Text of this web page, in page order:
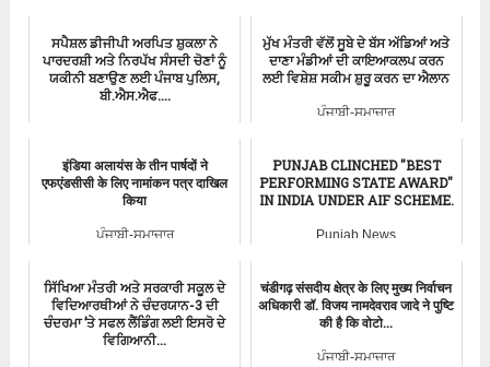
ਸਪੈਸ਼ਲ ਡੀਜੀਪੀ ਅਰਪਿਤ ਸ਼ੁਕਲਾ ਨੇ
ਪਾਰਦਰਸ਼ੀ ਅਤੇ ਨਿਰਪੱਖ ਸੰਸਦੀ ਚੋਣਾਂ ਨੂੰ
ਯਕੀਨੀ ਬਣਾਉਣ ਲਈ ਪੰਜਾਬ ਪੁਲਿਸ,
ਬੀ.ਐਸ.ਐਫ....
ਮੁੱਖ ਮੰਤਰੀ ਵੱਲੋਂ ਸੂਬੇ ਦੇ ਬੱਸ ਅੱਡਿਆਂ ਅਤੇ
ਦਾਣਾ ਮੰਡੀਆਂ ਦੀ ਕਾਇਆਕਲਪ ਕਰਨ
ਲਈ ਵਿਸ਼ੇਸ਼ ਸਕੀਮ ਸ਼ੁਰੂ ਕਰਨ ਦਾ ਐਲਾਨ
ਪੰਜਾਬੀ-ਸਮਾਚਾਰ
इंडिया अलायंस के तीन पार्षदों ने
एफएंडसीसी के लिए नामांकन पत्र दाखिल
किया
ਪੰਜਾਬੀ-ਸਮਾਚਾਰ
PUNJAB CLINCHED "BEST
PERFORMING STATE AWARD"
IN INDIA UNDER AIF SCHEME.
Punjab News
ਸਿੱਖਿਆ ਮੰਤਰੀ ਅਤੇ ਸਰਕਾਰੀ ਸਕੂਲ ਦੇ
ਵਿਦਿਆਰਥੀਆਂ ਨੇ ਚੰਦਰਯਾਨ-3 ਦੀ
ਚੰਦਰਮਾ ’ਤੇ ਸਫਲ ਲੈਂਡਿੰਗ ਲਈ ਇਸਰੋ ਦੇ
ਵਿਗਿਆਨੀ...
चंडीगढ़ संसदीय क्षेत्र के लिए मुख्य निर्वाचन
अधिकारी डॉ. विजय नामदेवराव जादे ने पुष्टि
की है कि वोटो...
ਪੰਜਾਬੀ-ਸਮਾਚਾਰ